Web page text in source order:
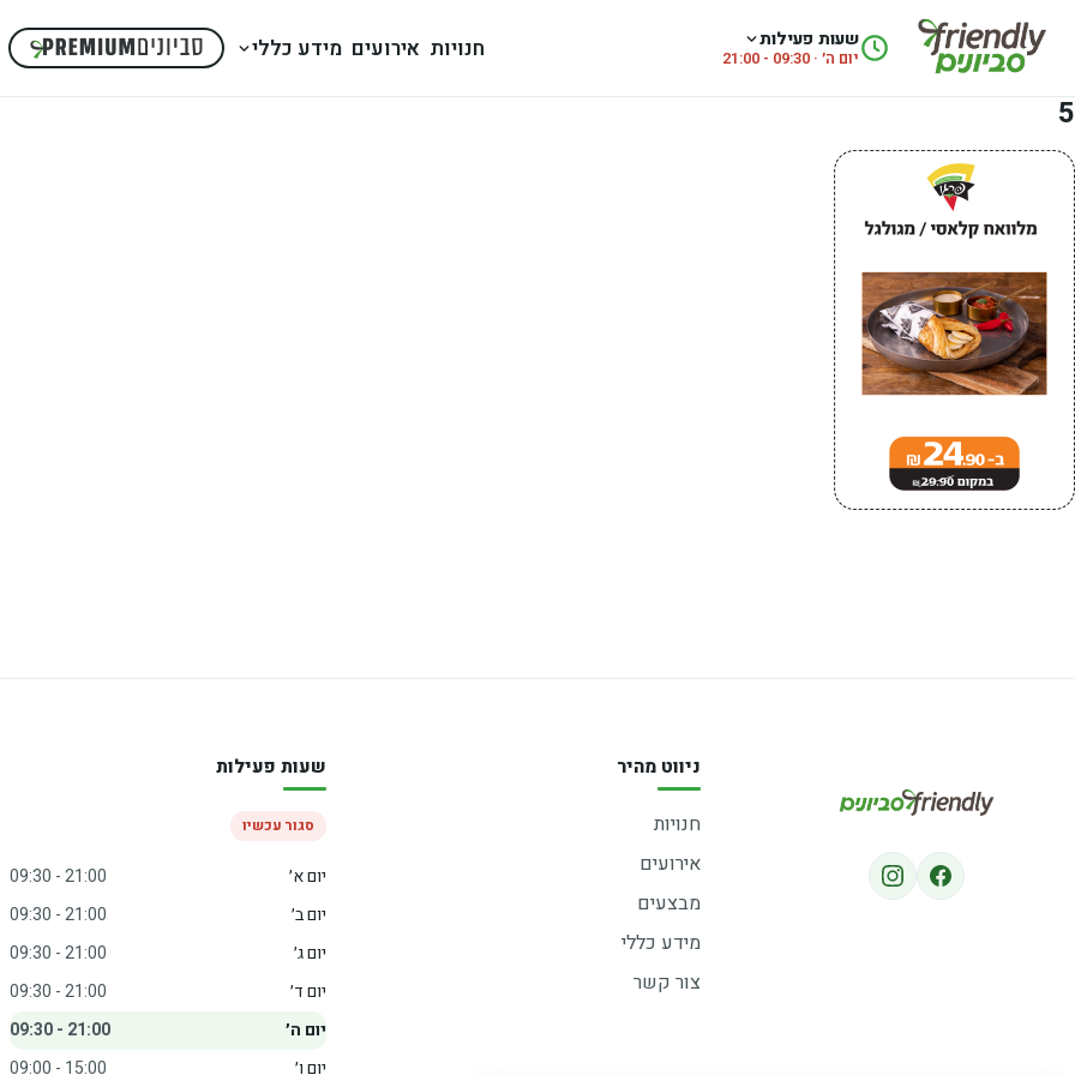
שעות פעילות
יום ה׳ · 09:30 - 21:00 חנויות אירועים מידע כללי
5
ניווט מהיר
חנויות
אירועים
מבצעים
מידע כללי
צור קשר
שעות פעילות
סגור עכשיו
יום א׳
09:30 - 21:00
יום ב׳
09:30 - 21:00
יום ג׳
09:30 - 21:00
יום ד׳
09:30 - 21:00
יום ה׳
09:30 - 21:00
יום ו׳
09:00 - 15:00